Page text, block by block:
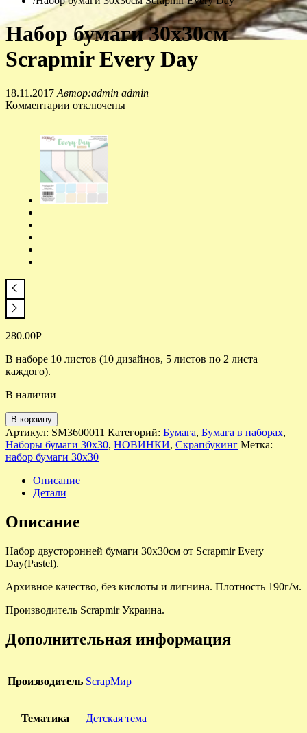
Набор бумаги 30х30см
Scrapmir Every Day
18.11.2017 Автор:admin admin
Комментарии отключены
280.00Р
В наборе 10 листов (10 дизайнов, 5 листов по 2 листа
каждого).
В наличии
В корзину
Артикул: SM3600011 Категорий: Бумага, Бумага в наборах,
Наборы бумаги 30х30, НОВИНКИ, Скрапбукинг Метка:
набор бумаги 30х30
Описание
Детали
Описание
Набор двусторонней бумаги 30х30см от Scrapmir Every
Day(Pastel).
Архивное качество, без кислоты и лигнина. Плотность 190г/м.
Производитель Scrapmir Украина.
Дополнительная информация
Производитель ScrapМир
Тематика Детская тема